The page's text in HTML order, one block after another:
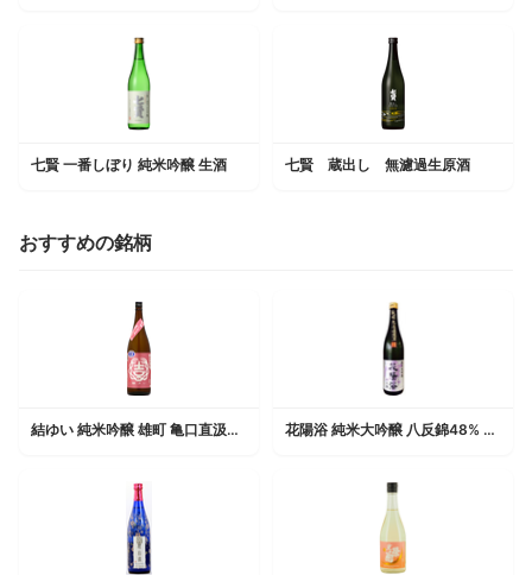
七賢 一番しぼり 純米吟醸 生酒 七賢 蔵出し 無濾過生原酒
おすすめの銘柄
結ゆい 純米吟醸 雄町 亀口直汲み無濾過生原酒 花陽浴 純米大吟醸 八反錦48% 生原酒